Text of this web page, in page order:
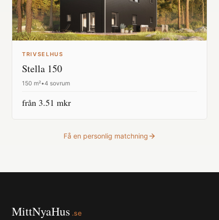
TRIVSELHUS
Stella 150
150 m²•4 sovrum
från 3.51 mkr
Få en personlig matchning
MittNyaHus .se